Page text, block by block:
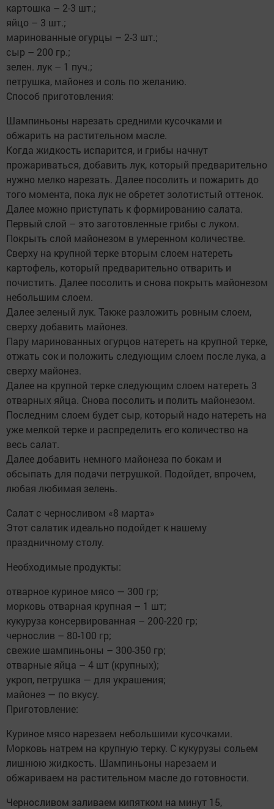
картошка – 2-3 шт.;
яйцо – 3 шт.;
маринованные огурцы – 2-3 шт.;
сыр – 200 гр.;
зелен. лук – 1 пуч.;
петрушка, майонез и соль по желанию.
Способ приготовления:
Шампиньоны нарезать средними кусочками и
обжарить на растительном масле.
Когда жидкость испарится, и грибы начнут
прожариваться, добавить лук, который предварительно
нужно мелко нарезать. Далее посолить и пожарить до
того момента, пока лук не обретет золотистый оттенок.
Далее можно приступать к формированию салата.
Первый слой – это заготовленные грибы с луком.
Покрыть слой майонезом в умеренном количестве.
Сверху на крупной терке вторым слоем натереть
картофель, который предварительно отварить и
почистить. Далее посолить и снова покрыть майонезом
небольшим слоем.
Далее зеленый лук. Также разложить ровным слоем,
сверху добавить майонез.
Пару маринованных огурцов натереть на крупной терке,
отжать сок и положить следующим слоем после лука, а
сверху майонез.
Далее на крупной терке следующим слоем натереть 3
отварных яйца. Снова посолить и полить майонезом.
Последним слоем будет сыр, который надо натереть на
уже мелкой терке и распределить его количество на
весь салат.
Далее добавить немного майонеза по бокам и
обсыпать для подачи петрушкой. Подойдет, впрочем,
любая любимая зелень.
Салат с черносливом «8 марта»
Этот салатик идеально подойдет к нашему
праздничному столу.
Необходимые продукты:
отварное куриное мясо — 300 гр;
морковь отварная крупная – 1 шт;
кукуруза консервированная – 200-220 гр;
чернослив – 80-100 гр;
свежие шампиньоны – 300-350 гр;
отварные яйца – 4 шт (крупных);
укроп, петрушка — для украшения;
майонез — по вкусу.
Приготовление:
Куриное мясо нарезаем небольшими кусочками.
Морковь натрем на крупную терку. С кукурузы сольем
лишнюю жидкость. Шампиньоны нарезаем и
обжариваем на растительном масле до готовности.
Черносливом заливаем кипятком на минут 15,